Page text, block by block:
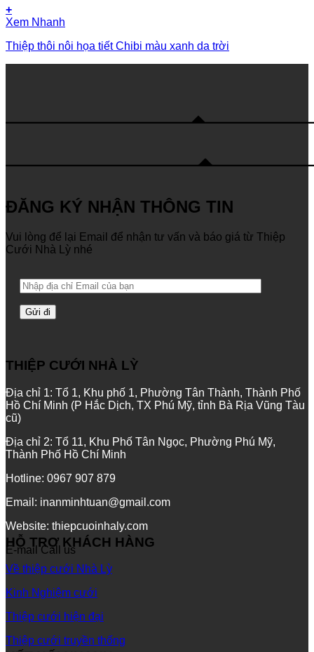
+
Xem Nhanh
Thiệp thôi nôi họa tiết Chibi màu xanh da trời
ĐĂNG KÝ NHẬN THÔNG TIN
Vui lòng để lại Email để nhận tư vấn và báo giá từ Thiệp
Cưới Nhà Lỳ nhé
THIỆP CƯỚI NHÀ LỲ
Địa chỉ 1: Tổ 1, Khu phố 1, Phường Tân Thành, Thành Phố
Hồ Chí Minh (P Hắc Dịch, TX Phú Mỹ, tỉnh Bà Rịa Vũng Tàu
cũ)
Địa chỉ 2: Tổ 11, Khu Phố Tân Ngọc, Phường Phú Mỹ,
Thành Phố Hồ Chí Minh
Hotline: 0967 907 879
Email: inanminhtuan@gmail.com
Website: thiepcuoinhaly.com
E-mail Call us
HỖ TRỢ KHÁCH HÀNG
Về thiệp cưới Nhà Lỳ
Kinh Nghiệm cưới
Thiệp cưới hiện đại
Thiệp cưới truyền thống